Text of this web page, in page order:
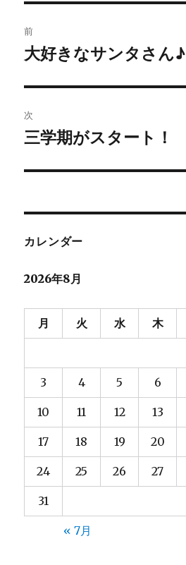
稿
ビ
ゲ
ー
前
前
投
稿:
大好きなサンタさん♪
次
次
投
三学期がスタート！
カレンダー
2026年8月
月 火 水 木
3 4 5 6
10 11 12 13
17 18 19 20
24 25 26 27
31
« 7月